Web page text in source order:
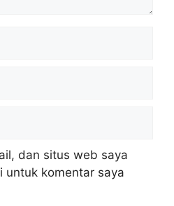
dan situs web saya
untuk komentar saya